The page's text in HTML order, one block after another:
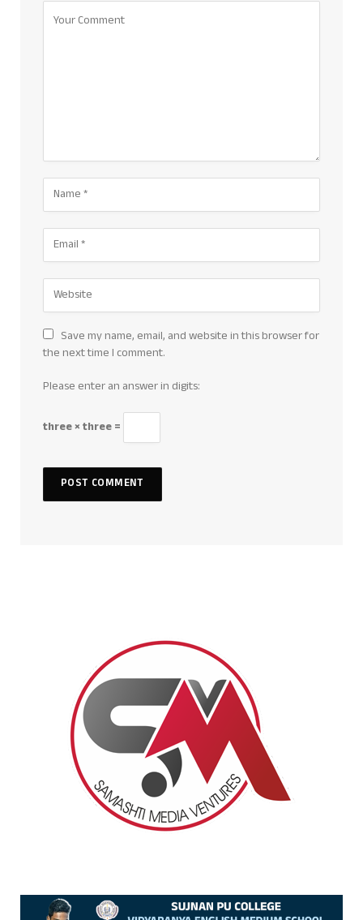
Save my name, email, and website in this browser for
the next time I comment.
Please enter an answer in digits:
three × three =